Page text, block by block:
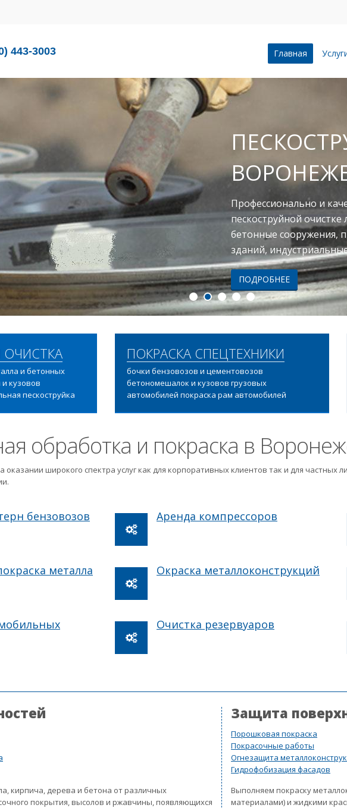
443-3003 Главная
Профессионально и
пескоструйной
бетонные сооружения,
зданий,
ПОДРОБНЕЕ
ОЧИСТКА
и бетонных
кузовов
пескоструйка
ПОКРАСКА СПЕЦТЕХНИКИ
бочки бензовозов и цементовозов
бетономешалок и кузовов грузовых
автомобилей покраска рам автомобилей
обработка и покраска в
оказании широкого спектра услуг как для корпоративных клиентов так и для частных
бензовозов Аренда компрессоров
металла Окраска металлоконструкций
Очистка резервуаров
кирпича, дерева и бетона от различных
покрытия, высолов и ржавчины, появляющихся
Защита
Порошковая покраска
Покрасочные работы
Огнезащита
Гидрофобизация фасадов
Выполняем покраску
материалами) и жидкими